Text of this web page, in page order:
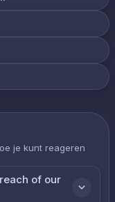
je kunt reageren
of our